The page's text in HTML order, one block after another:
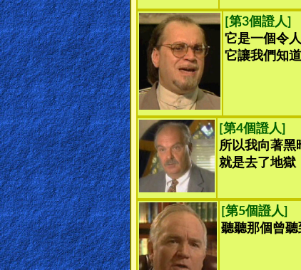
Kids
Videos
🎞
Worship
Music
🎞
Vids
for
New
Believers
[第3個證人]
它是一個令
它讓我們知
[第4個證人]
所以我向著黑
就是去了地獄
[第5個證人]
聽聽那個曾聽